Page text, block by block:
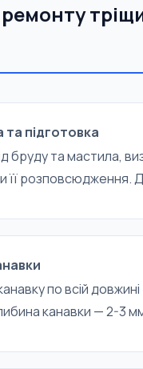
ремонту
та підготовка
бруду та мастила,
її розповсюдження.
по всій
канавки — 2-3